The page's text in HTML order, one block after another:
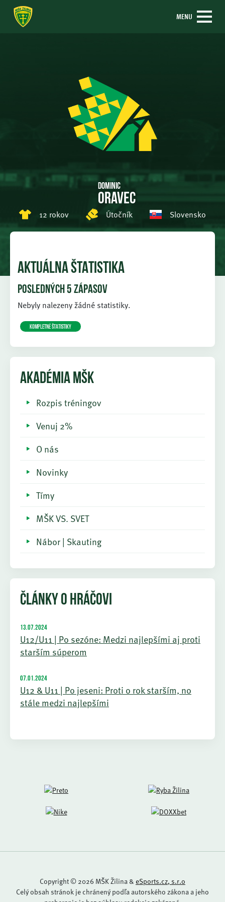
MENU
Dominic
Oravec
12 rokov Útočník Slovensko
AKTUÁLNA ŠTATISTIKA
POSLEDNÝCH 5 ZÁPASOV
Nebyly nalezeny žádné statistiky.
KOMPLETNÉ ŠTATISTIKY
AKADÉMIA MŠK
Rozpis tréningov
Venuj 2%
O nás
Novinky
Tímy
MŠK VS. SVET
Nábor | Skauting
ČLÁNKY O HRÁČOVI
13.07.2024
U12/U11 | Po sezóne: Medzi najlepšími aj proti
starším súperom
07.01.2024
U12 & U11 | Po jeseni: Proti o rok starším, no
stále medzi najlepšími
Copyright © 2026 MŠK Žilina & eSports.cz, s.r.o
Celý obsah stránok je chránený podľa autorského zákona a jeho